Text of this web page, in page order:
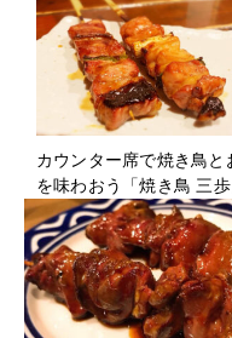
カウンター席で焼き鳥と
を味わおう「焼き鳥 三歩